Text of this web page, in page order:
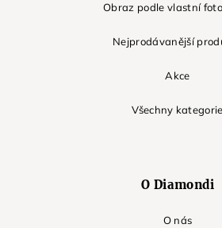
Obraz podle vlastní
Nejprodávanější
Akce
Všechny kategorie
O Diamondi
O nás